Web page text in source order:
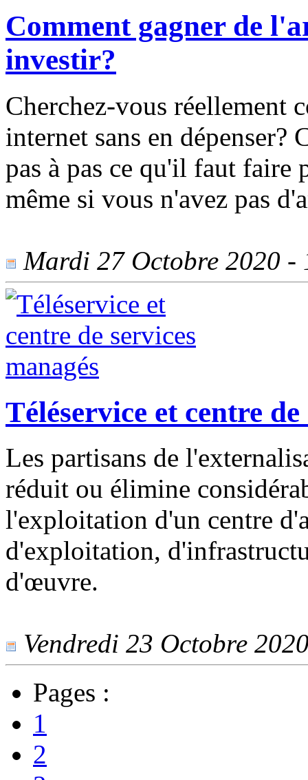
Comment gagner de
investir?
Cherchez-vous réellement
internet sans en
pas à pas ce qu'il faut faire
même si vous n'avez pas
Mardi 27 Octobre 2020 -
Téléservice et centre
Les partisans de
réduit ou élimine
l'exploitation d'un centre
d'exploitation,
d'œuvre.
Vendredi 23 Octobre
Pages :
1
2